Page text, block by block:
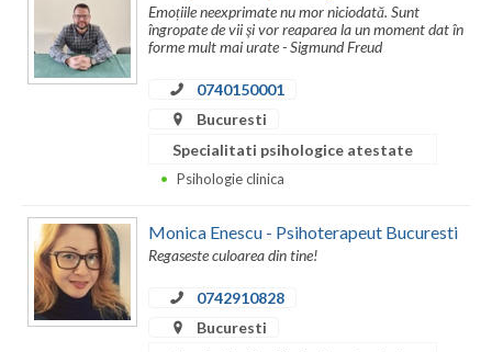
Emoțiile neexprimate nu mor niciodată. Sunt
îngropate de vii și vor reaparea la un moment dat în
forme mult mai urate - Sigmund Freud
0740150001
Bucuresti
Specialitati psihologice atestate
Psihologie clinica
Monica Enescu - Psihoterapeut Bucuresti
Regaseste culoarea din tine!
0742910828
Bucuresti